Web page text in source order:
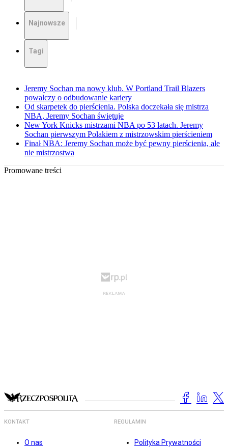
Najnowsze
Tagi
Jeremy Sochan ma nowy klub. W Portland Trail Blazers
powalczy o odbudowanie kariery
Od skarpetek do pierścienia. Polska doczekała się mistrza
NBA, Jeremy Sochan świętuje
New York Knicks mistrzami NBA po 53 latach. Jeremy
Sochan pierwszym Polakiem z mistrzowskim pierścieniem
Finał NBA: Jeremy Sochan może być pewny pierścienia, ale
nie mistrzostwa
Promowane treści
KONTAKT
O nas
REGULAMIN
Polityka Prywatności